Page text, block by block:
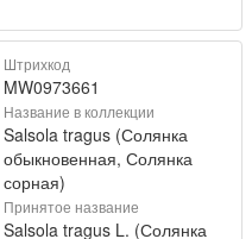
Штрихкод
MW0973661
Название в коллекции
Salsola tragus (Солянка
обыкновенная, Солянка
сорная)
Принятое название
Salsola tragus L. (Солянка